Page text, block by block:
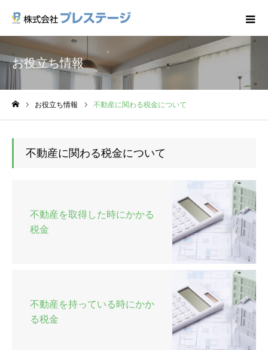
お役立ち情報
お役立ち情報 不動産に関わる税金について
不動産に関わる税金について
不動産を取得した時にかかる
税金
不動産を持っている時にかか
る税金